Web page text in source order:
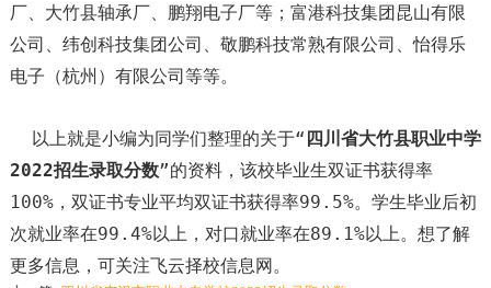
厂、大竹县轴承厂、鹏翔电子厂等；富港科技集团昆山有限
公司、纬创科技集团公司、敬鹏科技常熟有限公司、怡得乐
电子（杭州）有限公司等等。
以上就是小编为同学们整理的关于“ 四川省大竹县职业中学
2022招生录取分数”的资料，该校毕业生双证书获得率
100%，双证书专业平均双证书获得率99.5%。学生毕业后初
次就业率在99.4%以上，对口就业率在89.1%以上。想了解
更多信息，可关注飞云择校信息网。